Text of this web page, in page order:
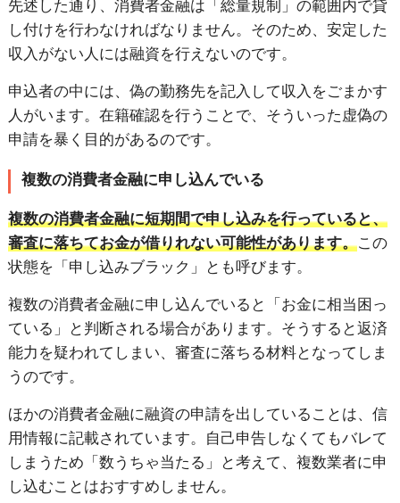
先述した通り、消費者金融は「総量規制」の範囲内で貸
し付けを行わなければなりません。そのため、安定した
収入がない人には融資を行えないのです。
申込者の中には、偽の勤務先を記入して収入をごまかす
人がいます。在籍確認を行うことで、そういった虚偽の
申請を暴く目的があるのです。
複数の消費者金融に申し込んでいる
複数の消費者金融に短期間で申し込みを行っていると、
審査に落ちてお金が借りれない可能性があります。この
状態を「申し込みブラック」とも呼びます。
複数の消費者金融に申し込んでいると「お金に相当困っ
ている」と判断される場合があります。そうすると返済
能力を疑われてしまい、審査に落ちる材料となってしま
うのです。
ほかの消費者金融に融資の申請を出していることは、信
用情報に記載されています。自己申告しなくてもバレて
しまうため「数うちゃ当たる」と考えて、複数業者に申
し込むことはおすすめしません。